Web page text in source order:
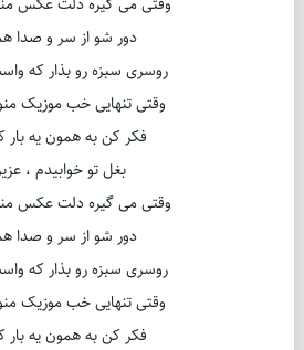
دور شو از سر و صدا
روسری سبزه رو بذار که
وقتی تنهایی خب موزیک منو
فکر کن به همون یه بار
بغل تو خوابیدم ،
وقتی می گیره دلت عکس
دور شو از سر و صدا
روسری سبزه رو بذار که
وقتی تنهایی خب موزیک منو
فکر کن به همون یه بار